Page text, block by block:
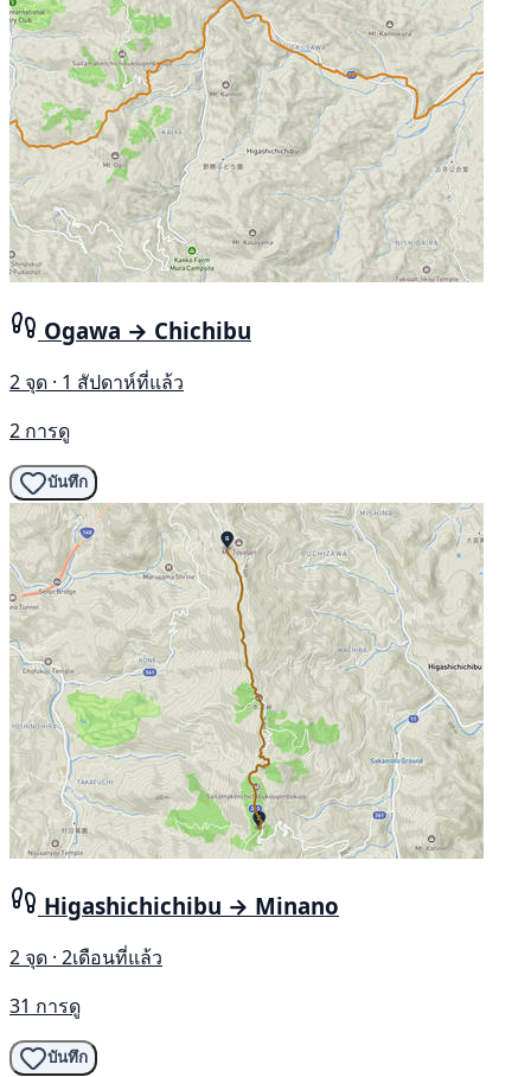
Ogawa → Chichibu
2 จุด · 1 สัปดาห์ที่แล้ว
2 การดู
บันทึก
Higashichichibu → Minano
2 จุด · 2เดือนที่แล้ว
31 การดู
บันทึก